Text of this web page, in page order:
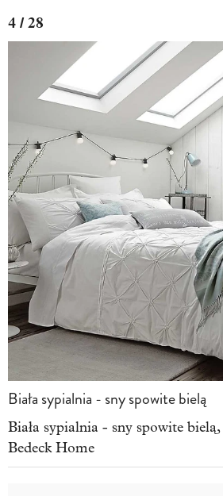
4 / 28
Biała sypialnia - sny spowite bielą
Biała sypialnia - sny spowite
Bedeck Home